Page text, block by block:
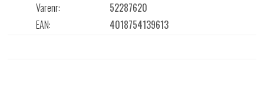
Varenr:
52287620
EAN:
4018754139613